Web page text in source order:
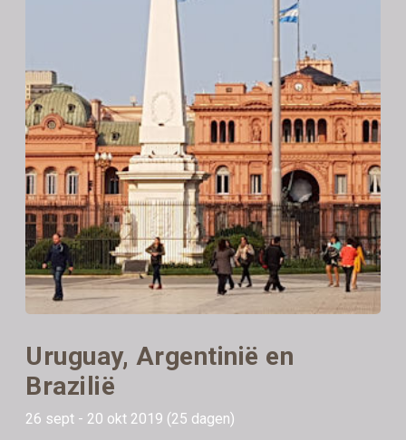
Uruguay, Argentinië en
Brazilië
26 sept - 20 okt 2019 (25 dagen)